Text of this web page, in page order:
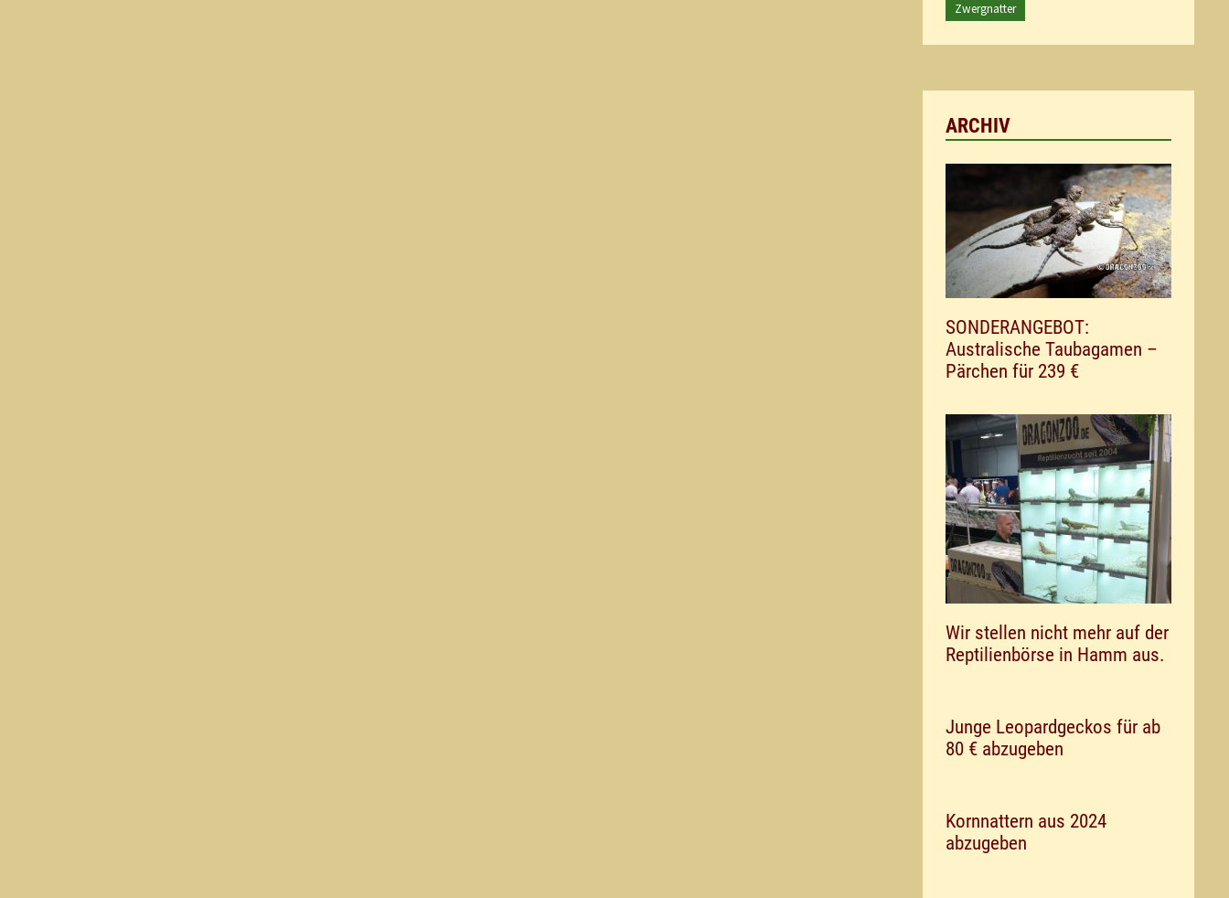
Zwergnatter
ARCHIV
SONDERANGEBOT:
Australische Taubagamen –
Pärchen für 239 €
Wir stellen nicht mehr auf der
Reptilienbörse in Hamm aus.
Junge Leopardgeckos für ab
80 € abzugeben
Kornnattern aus 2024
abzugeben